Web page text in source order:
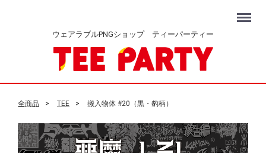
ウェアラブルPNGショップ ティーパーティー
Menu
全商品 TEE 搬入物体 #20（黒・豹柄）